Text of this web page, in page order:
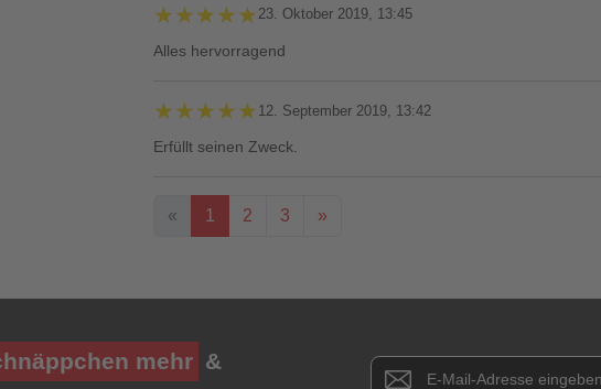
★★★★★
★★★★★ 23. Oktober 2019, 13:45
Alles hervorragend
★★★★★
★★★★★ 12. September 2019, 13:42
Erfüllt seinen Zweck.
« 1 2 3 »
★★★
mehr &
Newsletter E-Mail Adresse